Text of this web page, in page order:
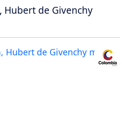
Hubert de Givenchy